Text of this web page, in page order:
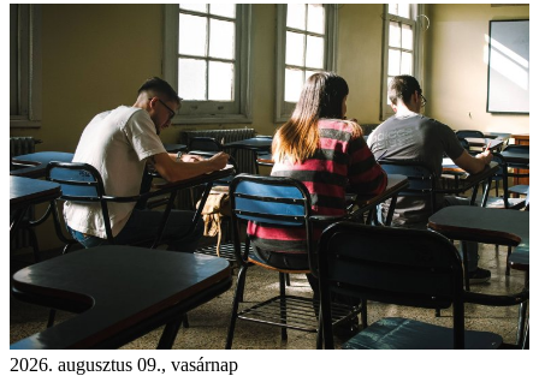
2026. augusztus 09., vasárnap